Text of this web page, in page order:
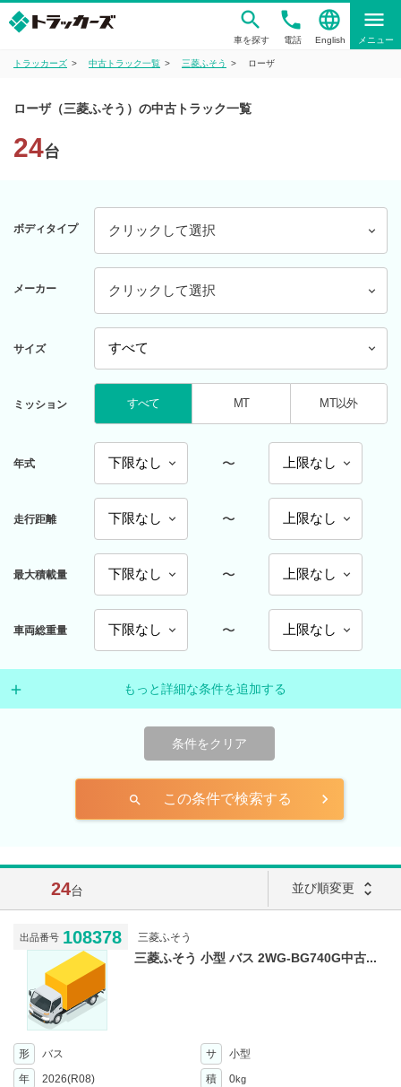
車を探す
phone
電話
language
English
menu
メニュー
トラッカーズ 中古トラック一覧 三菱ふそう ローザ
ローザ（三菱ふそう）の中古トラック一覧
24台
ボディタイプ クリックして選択
メーカー クリックして選択
サイズ
ミッション すべて MT MT以外
年式 〜
走行距離 〜
最大積載量 〜
車両総重量 〜
もっと詳細な条件を追加する
条件をクリア
search この条件で検索する
24台 並び順変更 unfold_more
出品番号 108378 三菱ふそう
三菱ふそう 小型 バス 2WG-BG740G中古...
形 バス サ
小型
年
2026(R08) 積 0kg